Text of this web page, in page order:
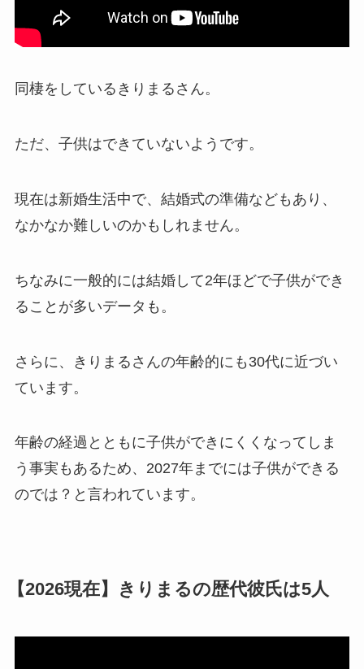
同棲をしているきりまるさん。
ただ、子供はできていないようです。
現在は新婚生活中で、結婚式の準備などもあり、
なかなか難しいのかもしれません。
ちなみに一般的には結婚して2年ほどで子供ができ
ることが多いデータも。
さらに、きりまるさんの年齢的にも30代に近づい
ています。
年齢の経過とともに子供ができにくくなってしま
う事実もあるため、2027年までには子供ができる
のでは？と言われています。
【2026現在】きりまるの歴代彼氏は5人